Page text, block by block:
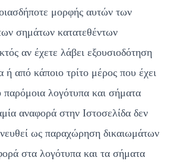
μορφής αυτών των
σημάτων κατατεθέντων
αν έχετε λάβει εξουσιοδότηση
ή από κάποιο τρίτο μέρος που έχει
παρόμοια λογότυπα και σήματα
αναφορά στην Ιστοσελίδα δεν
ως παραχώρηση δικαιωμάτων
στα λογότυπα και τα σήματα